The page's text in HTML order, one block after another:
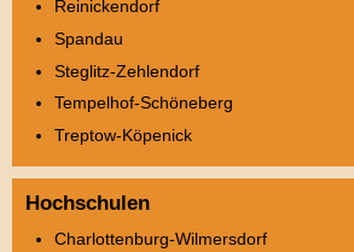
Reinickendorf
Spandau
Steglitz-Zehlendorf
Tempelhof-Schöneberg
Treptow-Köpenick
Hochschulen
Charlottenburg-Wilmersdorf